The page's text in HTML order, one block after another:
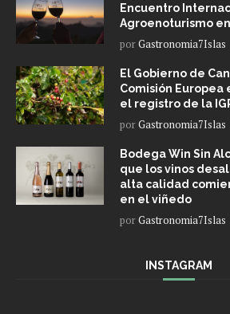
Encuentro
Agroenoturismo
porGastronomia7Islas
El Gobierno de
Comisión
el registro de la
porGastronomia7Islas
Bodega Win Sin
que los vinos
alta calidad
en el viñedo
porGastronomia7Islas
INSTAGRAM